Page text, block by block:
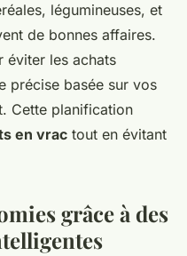
légumineuses, et
de bonnes affaires.
éviter les achats
précise basée sur vos
Cette planification
en vrac tout en évitant
grâce à des